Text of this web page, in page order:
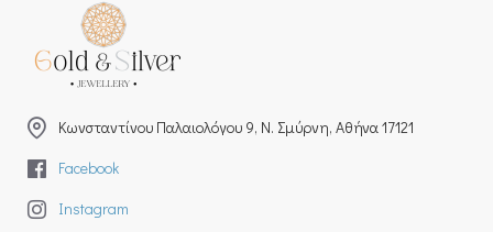
Kωνσταντίνου Παλαιολόγου 9, Ν. Σμύρνη, Αθήνα 17121
Facebook
Instagram